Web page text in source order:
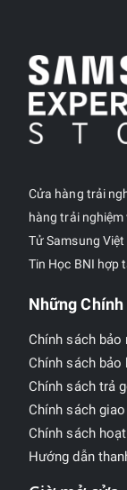
Cửa hàng trải
hàng trải nghiệm
Tử Samsung
Tin Học BNI hợp
Những Chính
Chính sách bảo
Chính sách bảo
Chính sách trả
Chính sách
Chính sách
Hướng dẫn